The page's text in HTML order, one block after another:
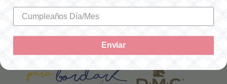
SOLO ENVÍOS A LA REPÚBLICA
MEXICANA
Enviar